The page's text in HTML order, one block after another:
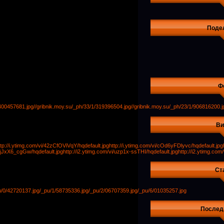
//gribnik.moy.su/_ph/33/1/319396504.jpg//gribnik.moy.su/_ph/23/1/
i.ytimg.com/vi/42zCfOViVqY/hqdefault.jpghttp://i.ytimg.com/vi/cOd6yFDlyvc/hqdefault.jpg
hqdefault.jpghttp://i2.ytimg.com/vi/uzp1x-ssTHI/hqdefault.jpghttp://
0/42720137.jpg/_pu/1/58735336.jpg/_pu/2/06707359.jpg/_pu/6/01035257.jpg